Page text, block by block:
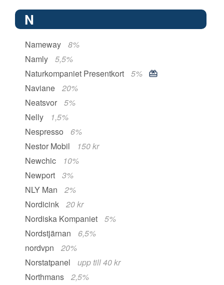
N
Nameway
8%
Namly
5,5%
Naturkompaniet Presentkort
5%
Naviane
20%
Neatsvor
5%
Nelly
1,5%
Nespresso
6%
Nestor Mobil
150 kr
Newchic
10%
Newport
3%
NLY Man
2%
Nordicink
20 kr
Nordiska Kompaniet
5%
Nordstjärnan
6,5%
nordvpn
20%
Norstatpanel
upp till 40 kr
Northmans
2,5%